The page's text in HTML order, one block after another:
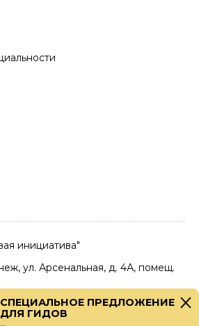
инициатива"
ул. Арсенальная, д. 4А, помещ.
СПЕЦИАЛЬНОЕ ПРЕДЛОЖЕНИЕ
ДЛЯ ГИДОВ